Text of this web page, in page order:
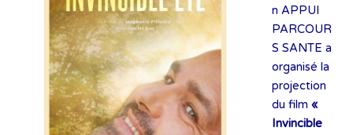
n APPUI
PARCOUR
S SANTE a
organisé la
projection
du film «
Invincible